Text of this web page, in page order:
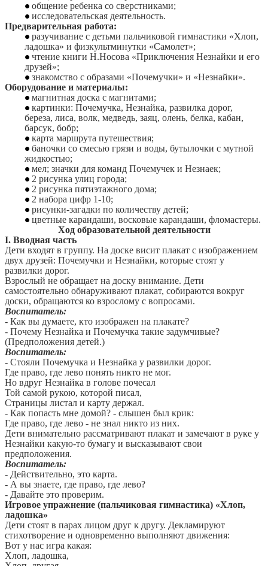
общение ребенка со сверстниками;
исследовательская деятельность.
Предварительная работа:
разучивание с детьми пальчиковой гимнастики «Хлоп,
ладошка» и физкультминутки «Самолет»;
чтение книги Н.Носова «Приключения Незнайки и его
друзей»;
знакомство с образами «Почемучки» и «Незнайки».
Оборудование и материалы:
магнитная доска с магнитами;
картинки: Почемучка, Незнайка, развилка дорог,
береза, лиса, волк, медведь, заяц, олень, белка, кабан,
барсук, бобр;
карта маршрута путешествия;
баночки со смесью грязи и воды, бутылочки с мутной
жидкостью;
мел; значки для команд Почемучек и Незнаек;
2 рисунка улиц города;
2 рисунка пятиэтажного дома;
2 набора цифр 1-10;
рисунки-загадки по количеству детей;
цветные карандаши, восковые карандаши, фломастеры.
Ход образовательной деятельности
I. Вводная часть
Дети входят в группу. На доске висит плакат с изображением
двух друзей: Почемучки и Незнайки, которые стоят у
развилки дорог.
Взрослый не обращает на доску внимание. Дети
самостоятельно обнаруживают плакат, собираются вокруг
доски, обращаются ко взрослому с вопросами.
Воспитатель:
- Как вы думаете, кто изображен на плакате?
- Почему Незнайка и Почемучка такие задумчивые?
(Предположения детей.)
Воспитатель:
- Стояли Почемучка и Незнайка у развилки дорог.
Где право, где лево понять никто не мог.
Но вдруг Незнайка в голове почесал
Той самой рукою, которой писал,
Страницы листал и карту держал.
- Как попасть мне домой? - слышен был крик:
Где право, где лево - не знал никто из них.
Дети внимательно рассматривают плакат и замечают в руке у
Незнайки какую-то бумагу и высказывают свои
предположения.
Воспитатель:
- Действительно, это карта.
- А вы знаете, где право, где лево?
- Давайте это проверим.
Игровое упражнение (пальчиковая гимнастика) «Хлоп,
ладошка»
Дети стоят в парах лицом друг к другу. Декламируют
стихотворение и одновременно выполняют движения:
Вот у нас игра какая:
Хлоп, ладошка,